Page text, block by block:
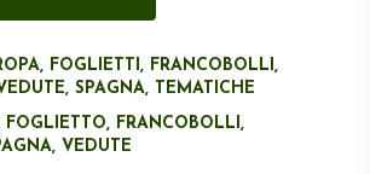
, FOGLIETTI, FRANCOBOLLI,
, SPAGNA, TEMATICHE
FOGLIETTO, FRANCOBOLLI,
, VEDUTE